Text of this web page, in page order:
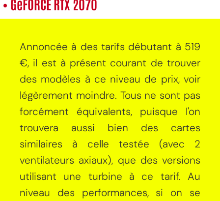
• GeFORCE RTX 2070
Annoncée à des tarifs débutant à 519
€, il est à présent courant de trouver
des modèles à ce niveau de prix, voir
légèrement moindre. Tous ne sont pas
forcément équivalents, puisque l'on
trouvera aussi bien des cartes
similaires à celle testée (avec 2
ventilateurs axiaux), que des versions
utilisant une turbine à ce tarif. Au
niveau des performances, si on se